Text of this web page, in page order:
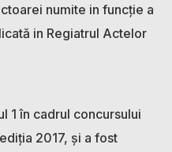
numite in funcție a
in Regiatrul Actelor
1 în cadrul concursului
2017, și a fost